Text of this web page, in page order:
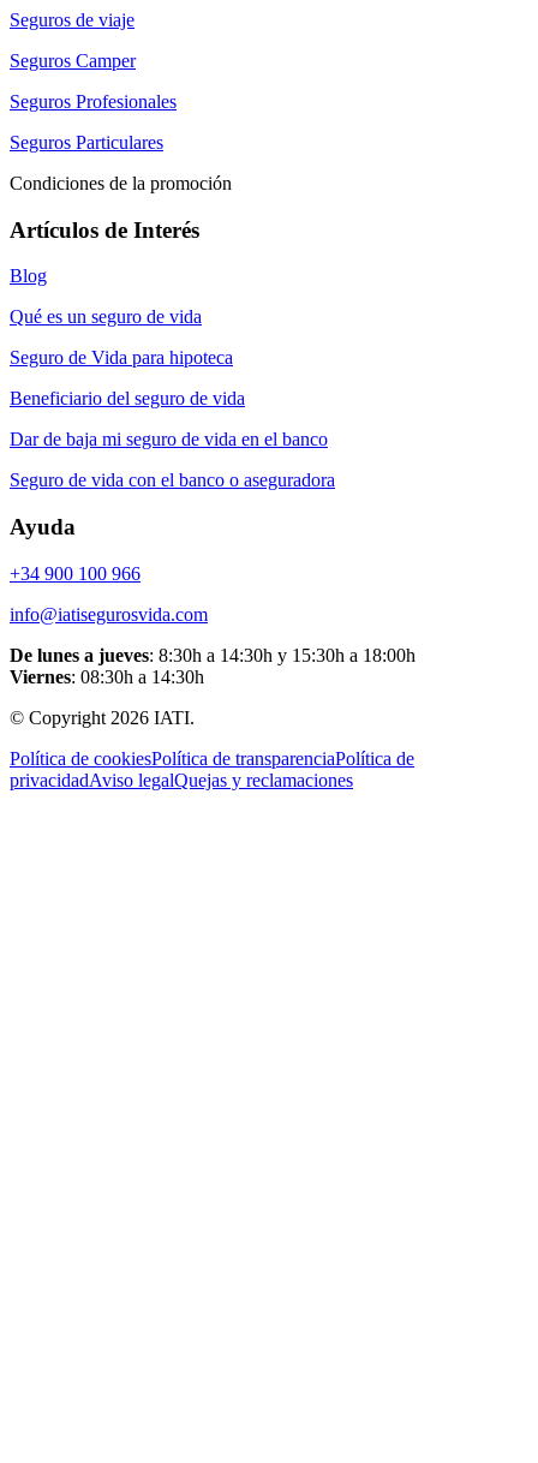
Seguros de viaje
Seguros Camper
Seguros Profesionales
Seguros Particulares
Condiciones de la promoción
Artículos de Interés
Blog
Qué es un seguro de vida
Seguro de Vida para hipoteca
Beneficiario del seguro de vida
Dar de baja mi seguro de vida en el banco
Seguro de vida con el banco o aseguradora
Ayuda
+34 900 100 966
info@iatisegurosvida.com
De lunes a jueves: 8:30h a 14:30h y 15:30h a 18:00h
Viernes: 08:30h a 14:30h
© Copyright 2026 IATI.
Política de cookiesPolítica de transparenciaPolítica de
privacidadAviso legalQuejas y reclamaciones